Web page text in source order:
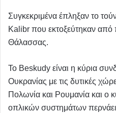
Συγκεκριμένα έπληξαν το
Kalibr που εκτοξεύτηκαν από
Θάλασσας.
Το Beskudy είναι η κύρια
Ουκρανίας με τις δυτικές
Πολωνία και Ρουμανία και ο
οπλικών συστημάτων